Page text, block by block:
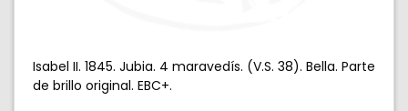
Isabel II. 1845. Jubia. 4 maravedís. (V.S. 38). Bella. Parte
de brillo original. EBC+.